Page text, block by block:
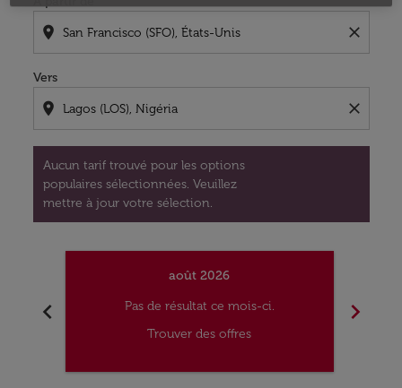
location_on close
Vers
location_on close
Aucun tarif trouvé pour les options
populaires sélectionnées. Veuillez
mettre à jour votre sélection.
chevron_left
août 2026
Pas de résultat ce mois-ci.
Trouver des offres
chevron_right